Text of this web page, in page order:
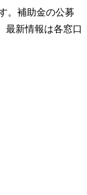
。補助金の公募
最新情報は各窓口